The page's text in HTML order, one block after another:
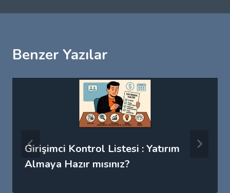
Benzer Yazılar
Girişimci Kontrol Listesi : Yatırım
Almaya Hazır mısınız?